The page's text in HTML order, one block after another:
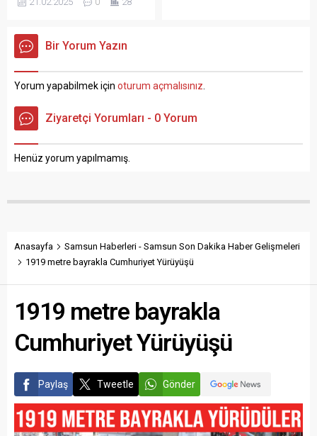
Bir Yorum Yazın
Yorum yapabilmek için oturum açmalısınız.
Ziyaretçi Yorumları - 0 Yorum
Henüz yorum yapılmamış.
Anasayfa
Samsun Haberleri - Samsun Son Dakika Haber Gelişmeleri
1919 metre bayrakla Cumhuriyet Yürüyüşü
1919 metre bayrakla
Cumhuriyet Yürüyüşü
Paylaş Tweetle Gönder